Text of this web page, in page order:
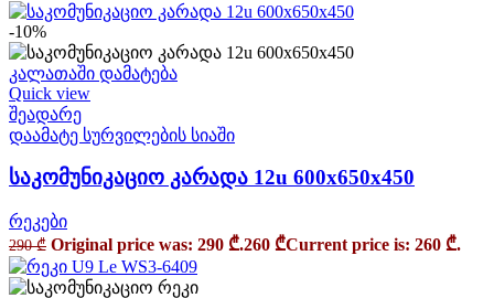
-10%
კალათაში დამატება
Quick view
შეადარე
დაამატე სურვილების სიაში
საკომუნიკაციო კარადა 12u 600x650x450
რეკები
290₾ Original price was: 290 ₾.260 ₾Current price is: 260 ₾.